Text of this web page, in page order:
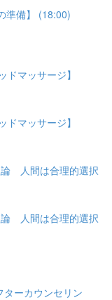
準備】 (18:00)
マッサージ】
マッサージ】
人間は合理的選択
人間は合理的選択
ーカウンセリン